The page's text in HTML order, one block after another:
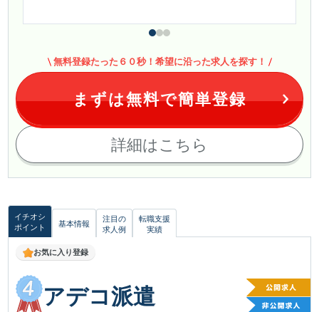
詳細はこちら
無料登録たった６０秒！希望に沿った求人を探す！
まずは無料で簡単登録
イチオシ
ポイント
基本情報
注目の
求人例
転職支援
実績
お気に入り登録
アデコ派遣